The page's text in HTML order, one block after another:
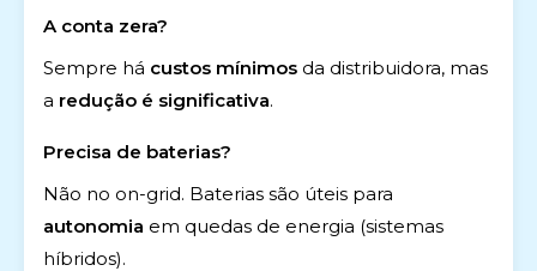
A conta zera?
Sempre há custos mínimos da distribuidora, mas
a redução é significativa.
Precisa de baterias?
Não no on-grid. Baterias são úteis para
autonomia em quedas de energia (sistemas
híbridos).